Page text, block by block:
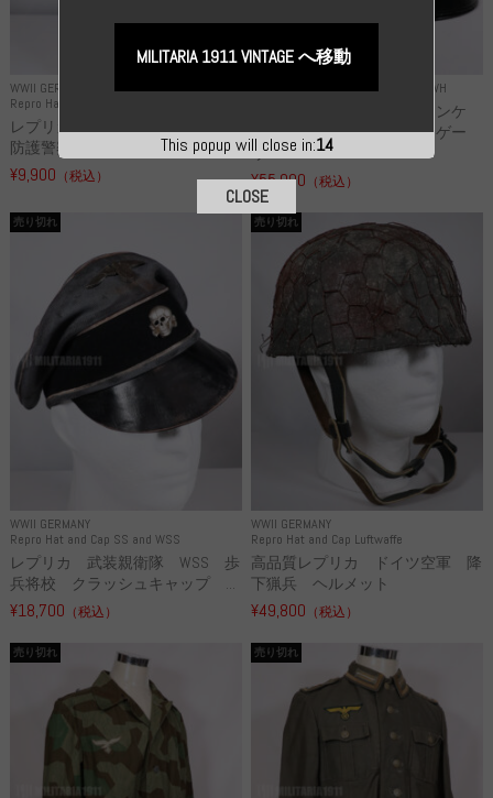
WWII GERMANY
Repro Hat and Cap Police and other
レプリカ ドイツ秩序警察 都市
防護警察 クラッシュキャップ...
¥9,900 （税込）
WWII GERMANY Repro Uniforms WH
レプリカ ミヒャエル・ヤンケ
製 国家元帥 ヘルマン・ゲー
リ...
¥55,000 （税込）
WWII GERMANY
Repro Hat and Cap SS and WSS
売り切れ
レプリカ 武装親衛隊 WSS 歩
兵将校 クラッシュキャップ ...
¥18,700 （税込）
WWII GERMANY
Repro Hat and Cap Luftwaffe
売り切れ
高品質レプリカ ドイツ空軍 降
下猟兵 ヘルメット
¥49,800 （税込）
売り切れ 売り切れ
This popup will close in:13
MILITARIA 1911 VINTAGE へ移動
CLOSE